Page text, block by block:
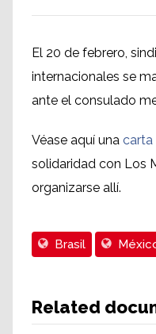
El 20 de febrero,
internacionales se
ante el consulado
Véase aquí una carta
solidaridad con Los
organizarse allí.
Brasil
Related